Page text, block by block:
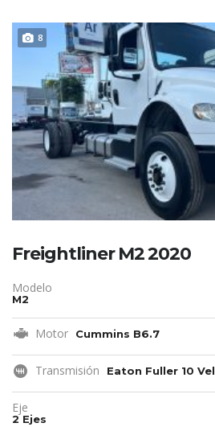
8
Freightliner M2 2020
Modelo
M2
Motor Cummins B6.7
Transmisión Eaton Fuller 10 Vel
Eje
2 Ejes